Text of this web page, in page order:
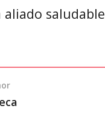
saludable